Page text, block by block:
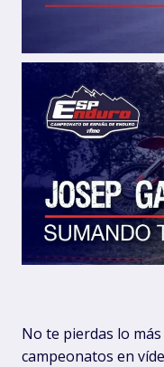
No te pierdas lo
campeonatos en